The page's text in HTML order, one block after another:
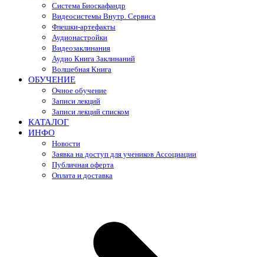
Система Биоскафандр
Видеосистемы Внутр. Сервиса
Флешки-артефакты
Аудионастройки
Видеозаклинания
Аудио Книга Заклинаний
Волшебная Книга
ОБУЧЕНИЕ
Очное обучение
Записи лекций
Записи лекций списком
КАТАЛОГ
ИНФО
Новости
Заявка на доступ для учеников Ассоциации
Публичная оферта
Оплата и доставка